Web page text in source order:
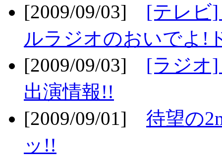
[2009/09/03] [テレビ
ルラジオのおいでよ!
[2009/09/03] [ラジオ]
出演情報!!
[2009/09/01] 待望の
ッ!!